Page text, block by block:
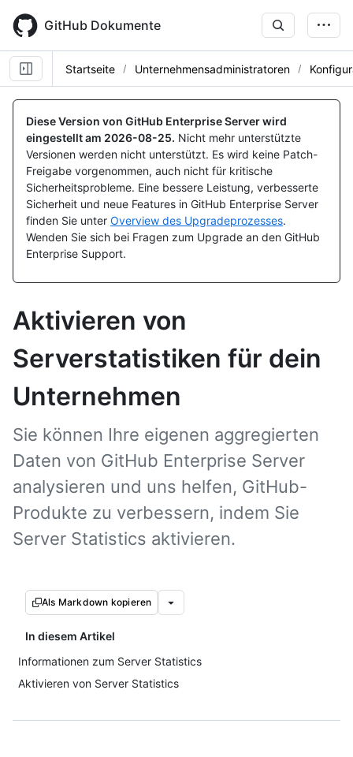
main
content
GitHub Dokumente
Startseite Unternehmensadministratoren
Diese Version von GitHub Enterprise Server wird
eingestellt am 2026-08-25. Nicht mehr unterstützte
Versionen werden nicht unterstützt. Es wird keine Patch-
Freigabe vorgenommen, auch nicht für kritische
Sicherheitsprobleme. Eine bessere Leistung, verbesserte
Sicherheit und neue Features in GitHub Enterprise Server
finden Sie unter Overview des Upgradeprozesses.
Wenden Sie sich bei Fragen zum Upgrade an den GitHub
Enterprise Support.
Aktivieren von
Serverstatistiken für dein
Unternehmen
Sie können Ihre eigenen aggregierten
Daten von GitHub Enterprise Server
analysieren und uns helfen, GitHub-
Produkte zu verbessern, indem Sie
Server Statistics aktivieren.
Als Markdown kopieren
In diesem Artikel
Informationen zum Server Statistics
Aktivieren von Server Statistics